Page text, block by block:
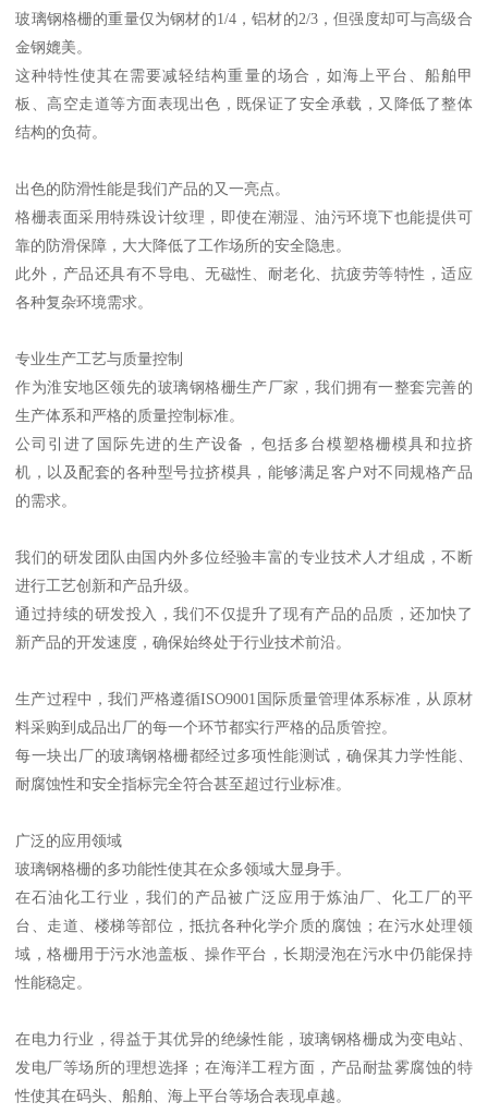
玻璃钢格栅的重量仅为钢材的1/4，铝材的2/3，但强度却可与高级合
金钢媲美。
这种特性使其在需要减轻结构重量的场合，如海上平台、船舶甲
板、高空走道等方面表现出色，既保证了安全承载，又降低了整体
结构的负荷。
出色的防滑性能是我们产品的又一亮点。
格栅表面采用特殊设计纹理，即使在潮湿、油污环境下也能提供可
靠的防滑保障，大大降低了工作场所的安全隐患。
此外，产品还具有不导电、无磁性、耐老化、抗疲劳等特性，适应
各种复杂环境需求。
专业生产工艺与质量控制
作为淮安地区领先的玻璃钢格栅生产厂家，我们拥有一整套完善的
生产体系和严格的质量控制标准。
公司引进了国际先进的生产设备，包括多台模塑格栅模具和拉挤
机，以及配套的各种型号拉挤模具，能够满足客户对不同规格产品
的需求。
我们的研发团队由国内外多位经验丰富的专业技术人才组成，不断
进行工艺创新和产品升级。
通过持续的研发投入，我们不仅提升了现有产品的品质，还加快了
新产品的开发速度，确保始终处于行业技术前沿。
生产过程中，我们严格遵循ISO9001国际质量管理体系标准，从原材
料采购到成品出厂的每一个环节都实行严格的品质管控。
每一块出厂的玻璃钢格栅都经过多项性能测试，确保其力学性能、
耐腐蚀性和安全指标完全符合甚至超过行业标准。
广泛的应用领域
玻璃钢格栅的多功能性使其在众多领域大显身手。
在石油化工行业，我们的产品被广泛应用于炼油厂、化工厂的平
台、走道、楼梯等部位，抵抗各种化学介质的腐蚀；在污水处理领
域，格栅用于污水池盖板、操作平台，长期浸泡在污水中仍能保持
性能稳定。
在电力行业，得益于其优异的绝缘性能，玻璃钢格栅成为变电站、
发电厂等场所的理想选择；在海洋工程方面，产品耐盐雾腐蚀的特
性使其在码头、船舶、海上平台等场合表现卓越。